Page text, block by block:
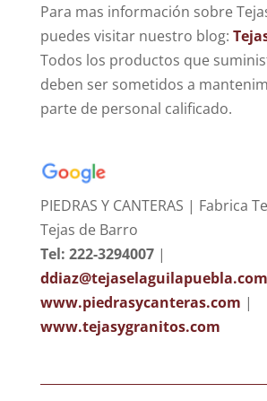
Para mas información sobre
puedes visitar nuestro blog:
Todos los productos que
deben ser sometidos a
parte de personal calificado.
PIEDRAS Y CANTERAS | Fabrica
Tejas de Barro
Tel: 222-3294007|
ddiaz@tejaselaguilapuebla.com
www.piedrasycanteras.com |
www.tejasygranitos.com